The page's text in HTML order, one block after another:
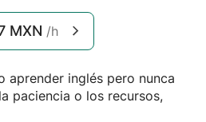
MXN /h
aprender inglés pero nunca
paciencia o los recursos,